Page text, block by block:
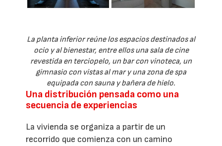
La planta inferior reúne los espacios destinados al
ocio y al bienestar, entre ellos una sala de cine
revestida en terciopelo, un bar con vinoteca, un
gimnasio con vistas al mar y una zona de spa
equipada con sauna y bañera de hielo.
Una distribución pensada como una
secuencia de experiencias
La vivienda se organiza a partir de un
recorrido que comienza con un camino